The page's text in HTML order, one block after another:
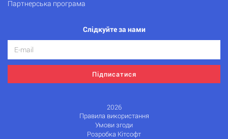
Партнерська програма
Слідкуйте за нами
Підписатися
2026
Правила використання
Умови згоди
Розробка Кітсофт